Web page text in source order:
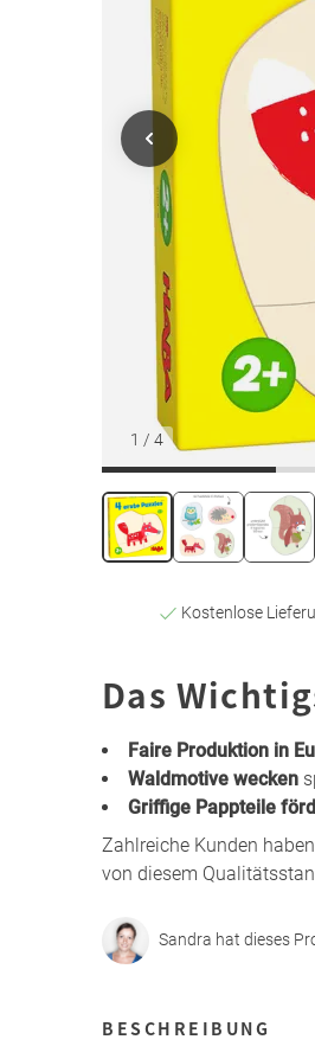
1 / 4
Kostenlose
Das
Faire Produktion in
Waldmotive wecken
Griffige Pappteile
Zahlreiche Kunden
von diesem
Sandra hat dieses
BESCHREIBUNG